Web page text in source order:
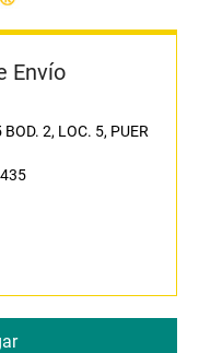
Envío
2, LOC. 5, PUER